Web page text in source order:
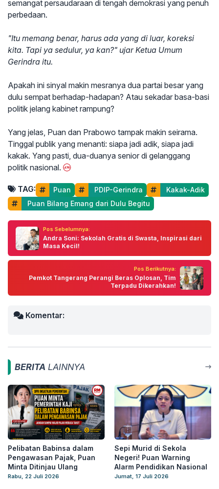
semangat persaudaraan di tengah demokrasi yang penuh
perbedaan.
"Itu memang benar, harus ada yang di luar, koreksi
kita. Tapi ya sedulur, ya kan?" ujar Ketua Umum
Gerindra itu.
Apakah ini sinyal makin mesranya dua partai besar yang
dulu sempat berhadap-hadapan? Atau sekadar basa-basi
politik jelang kabinet rampung?
Yang jelas, Puan dan Prabowo tampak makin seirama.
Tinggal publik yang menanti: siapa jadi adik, siapa jadi
kakak. Yang pasti, dua-duanya senior di gelanggang
politik nasional.
TAG: Puan PDIP-Gerindra
Kakak-Adik
Puan Bilang Emang dari Dulu Begitu
Pos Sebelumnya:
Andra Soni: Sekolah Gratis di Swasta, Inspirasi dari
Masa Kecil!
Pos Berikutnya:
Pemkot Tangerang Perangi Beras Oplosan, Tim
Terpadu Dikerahkan!
Komentar:
BERITA LAINNYA
Pelibatan Babinsa dalam
Pengawasan Pajak, Puan
Minta Ditinjau Ulang
Rabu, 22 Juli 2026
Sepi Murid di Sekola
Negeri! Puan Warning
Alarm Pendidikan Nasional
Jumat, 17 Juli 2026